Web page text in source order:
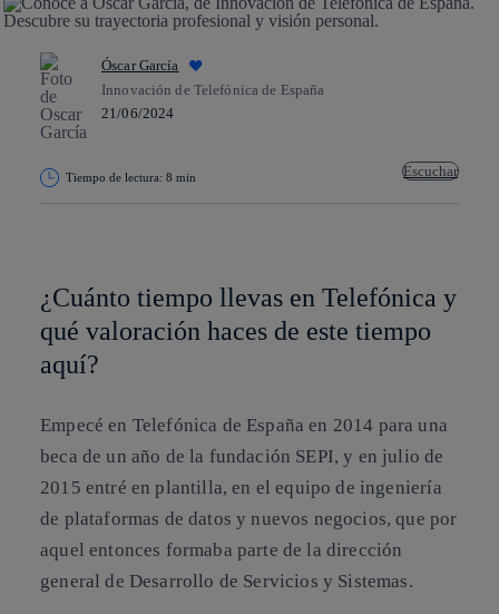
Óscar García
Innovación de Telefónica de España
21/06/2024
Tiempo de lectura: 8 min Escuchar
¿Cuánto tiempo llevas en Telefónica y
qué valoración haces de este tiempo
aquí?
Empecé en Telefónica de España en 2014 para una
beca de un año de la fundación SEPI, y en julio de
2015 entré en plantilla, en el equipo de ingeniería
de plataformas de datos y nuevos negocios, que por
aquel entonces formaba parte de la dirección
general de Desarrollo de Servicios y Sistemas.